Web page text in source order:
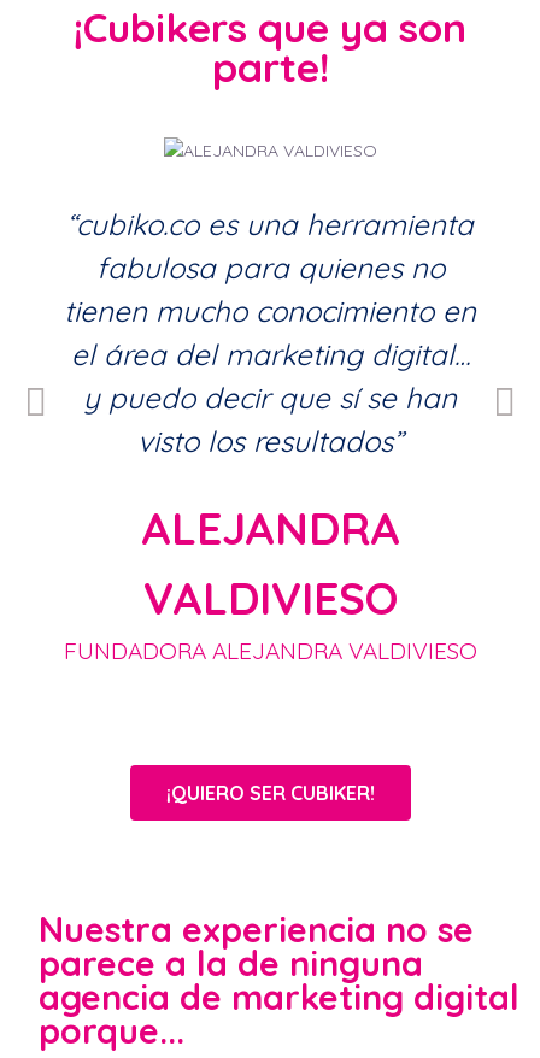
¡Cubikers que ya son
parte!
“cubiko.co es una herramienta
fabulosa para quienes no
tienen mucho conocimiento en
el área del marketing digital…
y puedo decir que sí se han
visto los resultados”
ALEJANDRA
VALDIVIESO
FUNDADORA ALEJANDRA VALDIVIESO
¡QUIERO SER CUBIKER!
Nuestra experiencia no se
parece a la de ninguna
agencia de marketing digital
porque...